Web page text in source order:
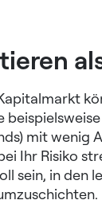
mit wenig
Ihr Risiko
sein, in den